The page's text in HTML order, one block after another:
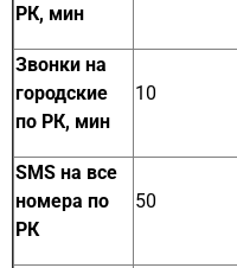
РК, мин
Звонки на
городские
по РК, мин
10
SMS на все
номера по
РК
50